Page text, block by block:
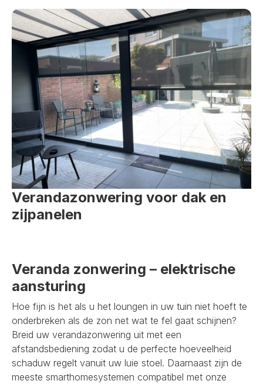
Verandazonwering voor dak en
zijpanelen
Veranda zonwering – elektrische
aansturing
Hoe fijn is het als u het loungen in uw tuin niet hoeft te
onderbreken als de zon net wat te fel gaat schijnen?
Breid uw verandazonwering uit met een
afstandsbediening zodat u de perfecte hoeveelheid
schaduw regelt vanuit uw luie stoel. Daarnaast zijn de
meeste smarthomesystemen compatibel met onze